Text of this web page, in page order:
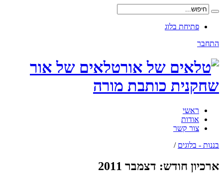
פתיחת בלוג
התחבר
טלאים של אור
שחקנית כותבת מורה
ראשי
אודות
צור קשר
בננות - בלוגים /
ארכיון חודש: דצמבר 2011